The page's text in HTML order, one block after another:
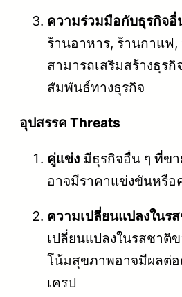
ความร่วมมือกับธุรกิจอื่
ร้านอาหาร, ร้านกาแฟ
สามารถเสริมสร้างธุร
สัมพันธ์ทางธุรกิจ
อุปสรรค Threats
คู่แข่ง มีธุรกิจอื่น ๆ ที่ข
อาจมีราคาแข่งขันหรื
ความเปลี่ยนแปลงในร
เปลี่ยนแปลงในรสชาติ
โน้มสุขภาพอาจมีผลต่
เครป